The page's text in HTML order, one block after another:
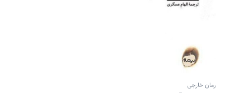
رمان خارجی